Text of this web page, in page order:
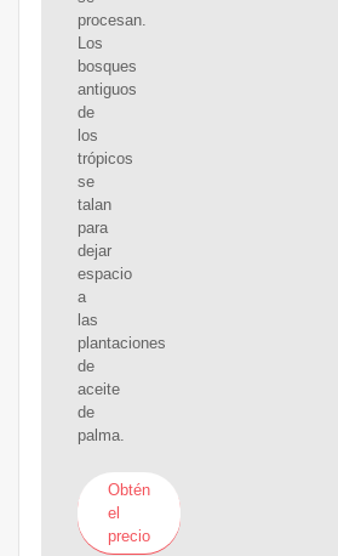
procesan.
Los
bosques
antiguos
de
los
trópicos
se
talan
para
dejar
espacio
a
las
plantaciones
de
aceite
de
palma.
Obtén
el
precio